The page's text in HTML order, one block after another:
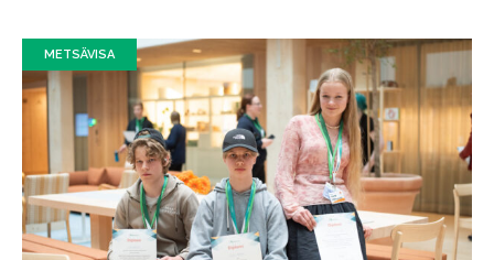
METSÄVISA